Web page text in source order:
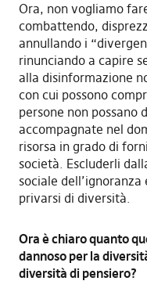
Ora, non vogliamo
combattendo,
annullando i
rinunciando a capire
alla disinformazione
con cui possono
persone non possano
accompagnate nel
risorsa in grado di
società. Escluderli
sociale
privarsi di diversità.
Ora è chiaro quanto
dannoso per la
diversità di pensiero?